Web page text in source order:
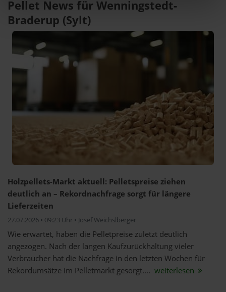
Pellet News für Wenningstedt-
Braderup (Sylt)
Holzpellets-Markt aktuell: Pelletspreise ziehen
deutlich an – Rekordnachfrage sorgt für längere
Lieferzeiten
27.07.2026 • 09:23 Uhr • Josef Weichslberger
Wie erwartet, haben die Pelletpreise zuletzt deutlich
angezogen. Nach der langen Kaufzurückhaltung vieler
Verbraucher hat die Nachfrage in den letzten Wochen für
Rekordumsätze im Pelletmarkt gesorgt.... weiterlesen